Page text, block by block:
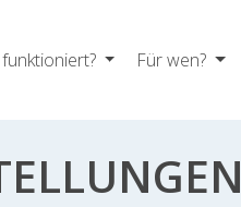
Für wen?